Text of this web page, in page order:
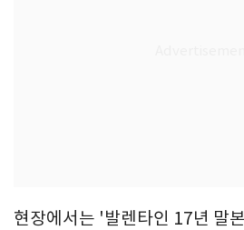
현장에서는 '발렌타인 17년 말